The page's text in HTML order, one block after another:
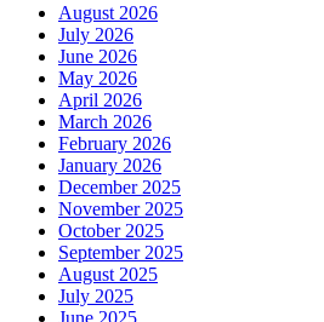
August 2026
July 2026
June 2026
May 2026
April 2026
March 2026
February 2026
January 2026
December 2025
November 2025
October 2025
September 2025
August 2025
July 2025
June 2025